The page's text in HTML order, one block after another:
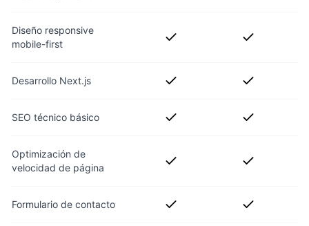
Diseño responsive
mobile-first
Desarrollo Next.js
SEO técnico básico
Optimización de
velocidad de página
Formulario de contacto